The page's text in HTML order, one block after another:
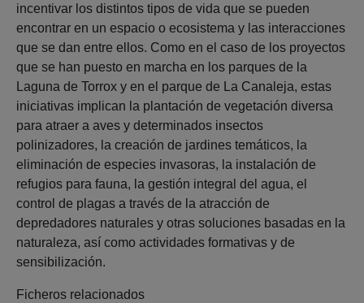
incentivar los distintos tipos de vida que se pueden
encontrar en un espacio o ecosistema y las interacciones
que se dan entre ellos. Como en el caso de los proyectos
que se han puesto en marcha en los parques de la
Laguna de Torrox y en el parque de La Canaleja, estas
iniciativas implican la plantación de vegetación diversa
para atraer a aves y determinados insectos
polinizadores, la creación de jardines temáticos, la
eliminación de especies invasoras, la instalación de
refugios para fauna, la gestión integral del agua, el
control de plagas a través de la atracción de
depredadores naturales y otras soluciones basadas en la
naturaleza, así como actividades formativas y de
sensibilización.
Ficheros relacionados